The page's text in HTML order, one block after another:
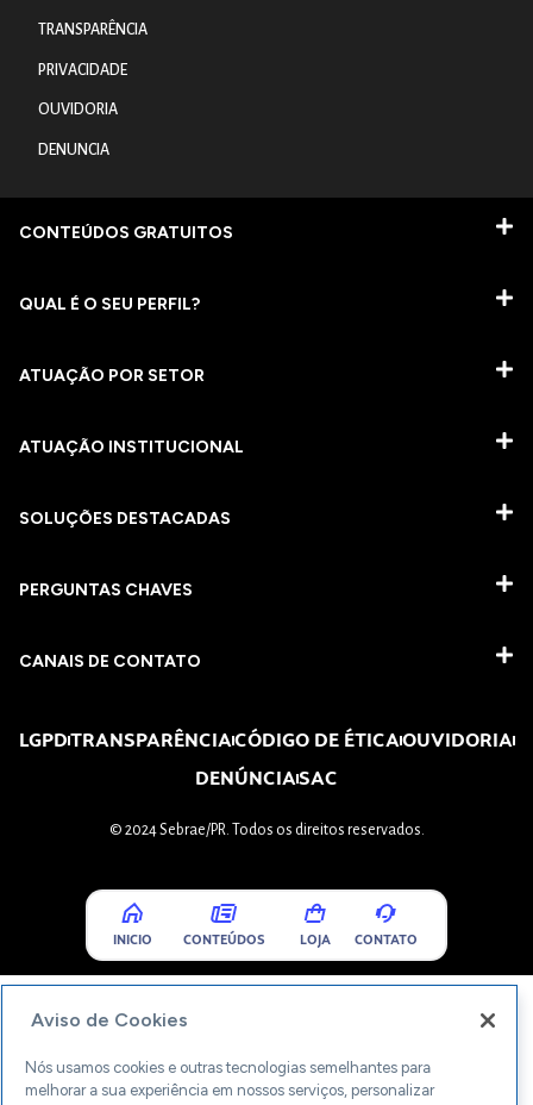
TRANSPARÊNCIA
PRIVACIDADE
OUVIDORIA
DENUNCIA
CONTEÚDOS GRATUITOS
QUAL É O SEU PERFIL?
ATUAÇÃO POR SETOR
ATUAÇÃO INSTITUCIONAL
SOLUÇÕES DESTACADAS
PERGUNTAS CHAVES​
CANAIS DE CONTATO
LGPDTRANSPARÊNCIACÓDIGO DE ÉTICAOUVIDORIA
DENÚNCIASAC
© 2024 Sebrae/PR. Todos os direitos reservados.
INICIO CONTEÚDOS LOJA CONTATO
Aviso de Cookies
Nós usamos cookies e outras tecnologias semelhantes para
melhorar a sua experiência em nossos serviços, personalizar